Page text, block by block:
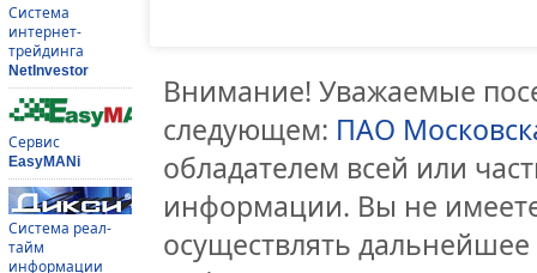
Система
интернет-
трейдинга
NetInvestor
Сервис
EasyMANi
Система реал-
тайм
информации
Внимание! Уважаемые
следующем: ПАО
обладателем всей или
информации. Вы не
осуществлять